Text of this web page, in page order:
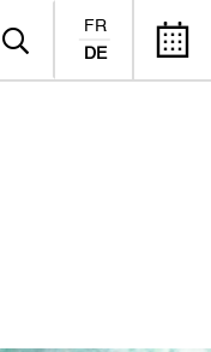
FR
DE